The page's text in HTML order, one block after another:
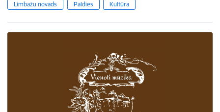
Limbažu novads Paldies Kultūra